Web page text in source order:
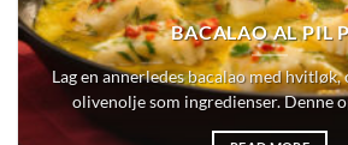
BACALAO AL PIL
Lag en annerledes bacalao med
olivenolje som ingredienser. Denne